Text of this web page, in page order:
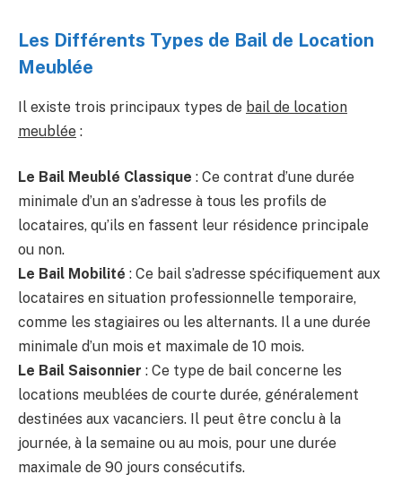
Les Différents Types de Bail de Location
Meublée
Il existe trois principaux types de bail de location
meublée :
Le Bail Meublé Classique : Ce contrat d’une durée
minimale d’un an s’adresse à tous les profils de
locataires, qu’ils en fassent leur résidence principale
ou non.
Le Bail Mobilité : Ce bail s’adresse spécifiquement aux
locataires en situation professionnelle temporaire,
comme les stagiaires ou les alternants. Il a une durée
minimale d’un mois et maximale de 10 mois.
Le Bail Saisonnier : Ce type de bail concerne les
locations meublées de courte durée, généralement
destinées aux vacanciers. Il peut être conclu à la
journée, à la semaine ou au mois, pour une durée
maximale de 90 jours consécutifs.